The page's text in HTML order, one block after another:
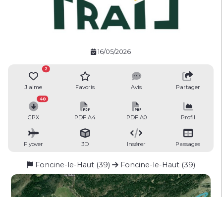
16/05/2026
J'aime
2
Favoris Avis Partager
GPX
40
PDF A4 PDF A0 Profil
Flyover 3D Insérer Passages
Foncine-le-Haut (39) Foncine-le-Haut (39)